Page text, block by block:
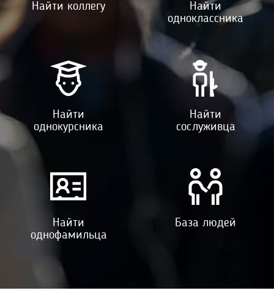
Найти коллегу
Найти
одноклассника
Найти
однокурсника
Найти
сослуживца
Найти
однофамильца
База людей